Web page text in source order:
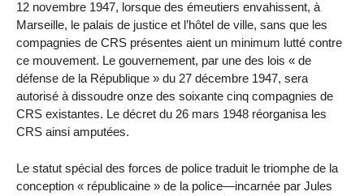
12 novembre 1947, lorsque des émeutiers envahissent, à
Marseille, le palais de justice et l’hôtel de ville, sans que les
compagnies de CRS présentes aient un minimum lutté contre
ce mouvement. Le gouvernement, par une des lois « de
défense de la République » du 27 décembre 1947, sera
autorisé à dissoudre onze des soixante cinq compagnies de
CRS existantes. Le décret du 26 mars 1948 réorganisa les
CRS ainsi amputées.
Le statut spécial des forces de police traduit le triomphe de la
conception « républicaine » de la police—incarnée par Jules